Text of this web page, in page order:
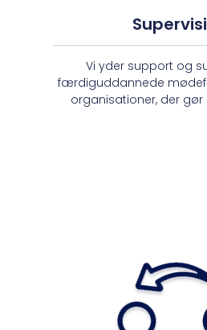
Vi yder support og
færdiguddannede
organisationer, der gør